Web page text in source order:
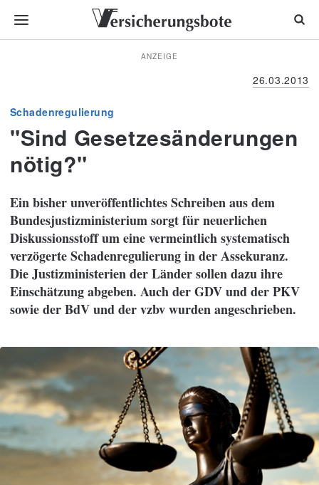
ANZEIGE
26.03.2013
Schadenregulierung
"Sind Gesetzesänderungen
nötig?"
Ein bisher unveröffentlichtes Schreiben aus dem
Bundesjustizministerium sorgt für neuerlichen
Diskussionsstoff um eine vermeintlich systematisch
verzögerte Schadenregulierung in der Assekuranz.
Die Justizministerien der Länder sollen dazu ihre
Einschätzung abgeben. Auch der GDV und der PKV
sowie der BdV und der vzbv wurden angeschrieben.